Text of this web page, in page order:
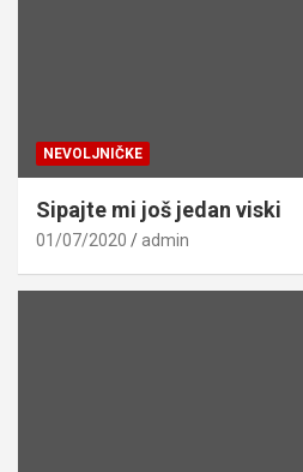
NEVOLJNIČKE
Sipajte mi još jedan viski
01/07/2020 admin